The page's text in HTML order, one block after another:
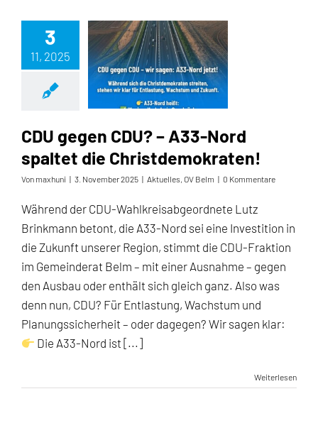
3
11, 2025
CDU gegen CDU? – A33-Nord
spaltet die Christdemokraten!
Von maxhuni | 3. November 2025 | Aktuelles, OV Belm | 0 Kommentare
Während der CDU-Wahlkreisabgeordnete Lutz
Brinkmann betont, die A33-Nord sei eine Investition in
die Zukunft unserer Region, stimmt die CDU-Fraktion
im Gemeinderat Belm – mit einer Ausnahme – gegen
den Ausbau oder enthält sich gleich ganz. Also was
denn nun, CDU? Für Entlastung, Wachstum und
Planungssicherheit – oder dagegen? Wir sagen klar:
Die A33-Nord ist [...]
Weiterlesen